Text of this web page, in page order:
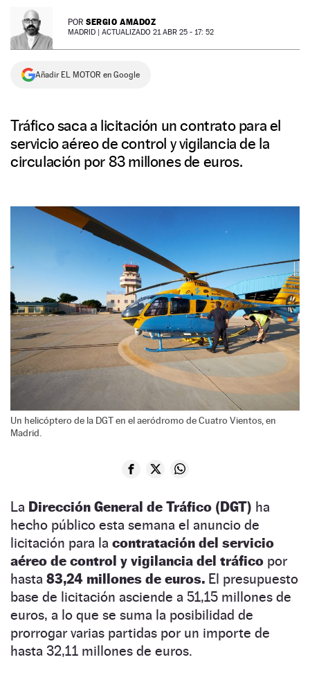
NEWSLETTER POR SERGIO AMADOZ
MADRID | ACTUALIZADO 21 ABR 25 - 17: 52
Añadir EL MOTOR en Google
Tráfico saca a licitación un contrato para el
servicio aéreo de control y vigilancia de la
circulación por 83 millones de euros.
Un helicóptero de la DGT en el aeródromo de Cuatro Vientos, en
Madrid.
La Dirección General de Tráfico (DGT) ha
hecho público esta semana el anuncio de
licitación para la contratación del servicio
aéreo de control y vigilancia del tráfico por
hasta 83,24 millones de euros. El presupuesto
base de licitación asciende a 51,15 millones de
euros, a lo que se suma la posibilidad de
prorrogar varias partidas por un importe de
hasta 32,11 millones de euros.